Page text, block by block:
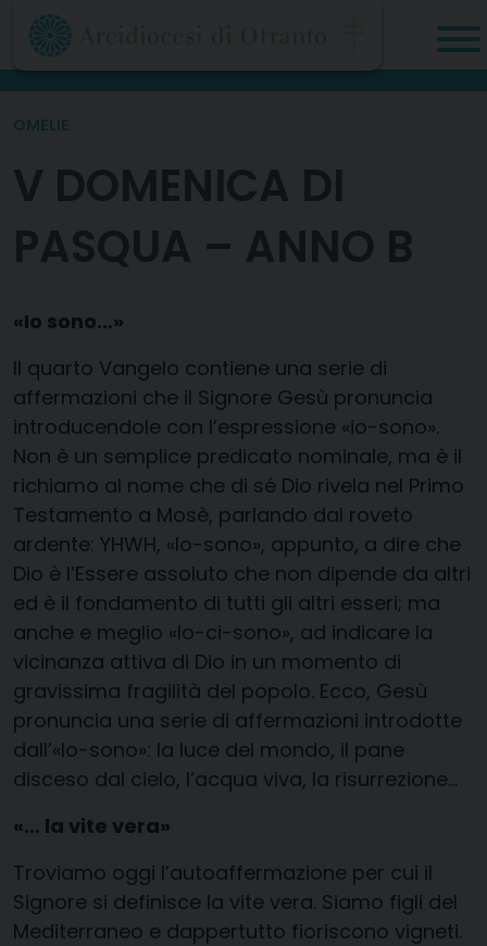
Skip
content
OMELIE
V DOMENICA DI
PASQUA – ANNO B
«Io sono…»
Il quarto Vangelo contiene una serie di
affermazioni che il Signore Gesù pronuncia
introducendole con l’espressione «io-sono».
Non è un semplice predicato nominale, ma è il
richiamo al nome che di sé Dio rivela nel Primo
Testamento a Mosè, parlando dal roveto
ardente: YHWH, «Io-sono», appunto, a dire che
Dio è l’Essere assoluto che non dipende da altri
ed è il fondamento di tutti gli altri esseri; ma
anche e meglio «Io-ci-sono», ad indicare la
vicinanza attiva di Dio in un momento di
gravissima fragilità del popolo. Ecco, Gesù
pronuncia una serie di affermazioni introdotte
dall’«Io-sono»: la luce del mondo, il pane
disceso dal cielo, l’acqua viva, la risurrezione…
«… la vite vera»
Troviamo oggi l’autoaffermazione per cui il
Signore si definisce la vite vera. Siamo figli del
Mediterraneo e dappertutto fioriscono vigneti.